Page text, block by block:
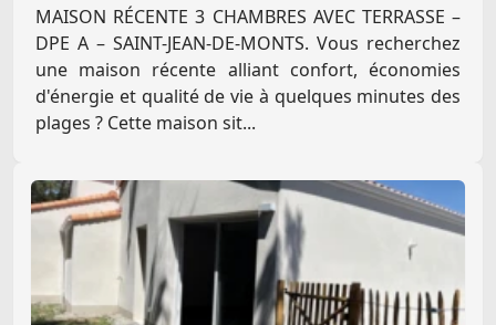
MAISON RÉCENTE 3 CHAMBRES AVEC TERRASSE –
DPE A – SAINT-JEAN-DE-MONTS. Vous recherchez
une maison récente alliant confort, économies
d'énergie et qualité de vie à quelques minutes des
plages ? Cette maison sit...